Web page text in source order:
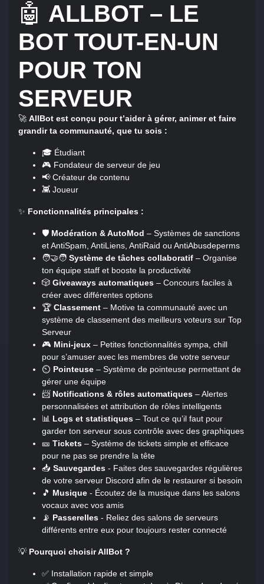
🤖 ALLBOT – LE
BOT TOUT-EN-UN
POUR TON
SERVEUR
🚀AllBot est conçu pour t’aider à gérer, animer et faire
grandir ta communauté, que tu sois :
🎓 Étudiant
🎮 Fondateur de serveur de jeu
📢 Créateur de contenu
👾 Joueur
✨ Fonctionnalités principales :
🛡️ Modération & AutoMod – Systèmes de sanctions
et AntiSpam, AntiLiens, AntiRaid ou AntiAbusdeperms
🧑‍🤝‍🧑 Système de tâches collaboratif – Organise
ton équipe staff et booste la productivité
🎲 Giveaways automatiques – Concours faciles à
créer avec différentes options
🏆 Classement – Motive ta communauté avec un
système de classement des meilleurs voteurs sur Top
Serveur
🎮 Mini-jeux – Petites fonctionnalités sympa, chill
pour s’amuser avec les membres de votre serveur
⏲️ Pointeuse – Système de pointeuse permettant de
gérer une équipe
📨 Notifications & rôles automatiques – Alertes
personnalisées et attribution de rôles intelligents
📊 Logs et statistiques – Tout ce qu’il faut pour
garder ton serveur sous contrôle avec des graphiques
🎫 Tickets – Système de tickets simple et efficace
pour ne pas se prendre la tête
📥 Sauvegardes - Faites des sauvegardes régulières
de votre serveur Discord afin de le restaurer si besoin
🎵 Musique - Écoutez de la musique dans les salons
vocaux avec vos amis
📡 Passerelles - Reliez des salons de serveurs
différents entre eux pour toujours rester connecté
💡 Pourquoi choisir AllBot ?
✅ Installation rapide et simple